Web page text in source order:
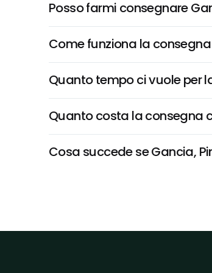
Posso farmi consegnare
Come funziona la
Quanto tempo ci vuole per
Quanto costa la consegna
Cosa succede se Gancia,